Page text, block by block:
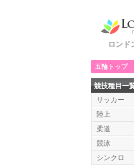
ロンド
五輪トップ
競技種目一
サッカー
陸上
柔道
競泳
シンクロ